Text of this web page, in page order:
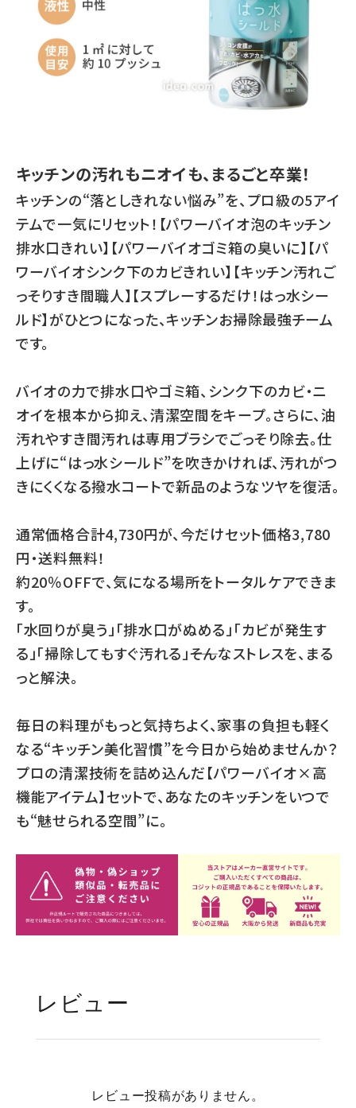
キッチンの汚れもニオイも、まるごと卒業！
キッチンの“落としきれない悩み”を、プロ級の5アイ
テムで一気にリセット！【パワーバイオ泡のキッチン
排水口きれい】【パワーバイオゴミ箱の臭いに】【パ
ワーバイオシンク下のカビきれい】【キッチン汚れご
っそりすき間職人】【スプレーするだけ！はっ水シー
ルド】がひとつになった、キッチンお掃除最強チーム
です。
バイオの力で排水口やゴミ箱、シンク下のカビ・ニ
オイを根本から抑え、清潔空間をキープ。さらに、油
汚れやすき間汚れは専用ブラシでごっそり除去。仕
上げに“はっ水シールド”を吹きかければ、汚れがつ
きにくくなる撥水コートで新品のようなツヤを復活。
通常価格合計4,730円が、今だけセット価格3,780
円・送料無料！
約20％OFFで、気になる場所をトータルケアできま
す。
「水回りが臭う」「排水口がぬめる」「カビが発生す
る」「掃除してもすぐ汚れる」――そんなストレスを、まる
っと解決。
毎日の料理がもっと気持ちよく、家事の負担も軽く
なる“キッチン美化習慣”を今日から始めませんか？
プロの清潔技術を詰め込んだ【パワーバイオ×高
機能アイテム】セットで、あなたのキッチンをいつで
も“魅せられる空間”に。
レビュー
レビュー投稿がありません。